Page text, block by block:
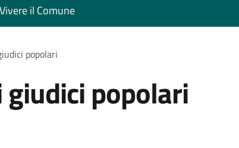
Vivere il Comune
popolari
popolari